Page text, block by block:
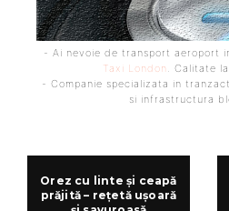
- Ai nevoie de transport aeroport
Taxi London . Calitate
- Companie specializata in
si infrastructura
Orez cu linte și ceapă
prăjită – rețetă ușoară